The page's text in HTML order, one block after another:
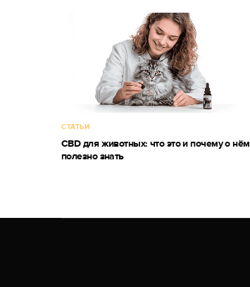
СТАТЬИ
CBD для животных: что это и почему о нём
полезно знать